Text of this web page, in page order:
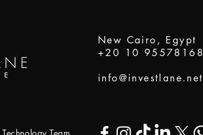
New Cairo, Egypt
+20 10 95578168
info@investlane.net